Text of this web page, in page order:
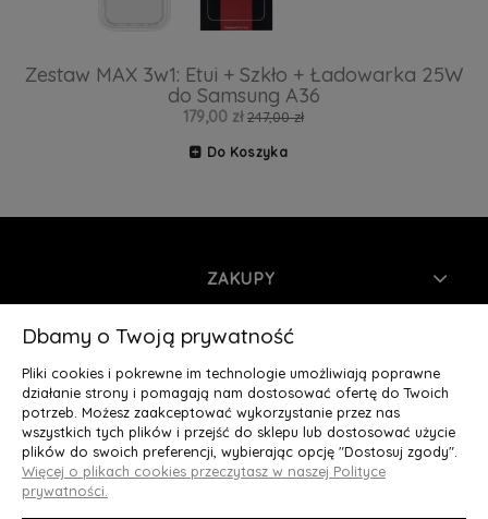
Zestaw MAX 3w1: Etui + Szkło + Ładowarka 25W
do Samsung A36
179,00 zł 247,00 zł
Do Koszyka
ZAKUPY
INFORMACJE
MOJE KONTO
O NAS
Deluxury.pl
Dbamy o Twoją prywatność
Pliki cookies i pokrewne im technologie umożliwiają poprawne
działanie strony i pomagają nam dostosować ofertę do Twoich
potrzeb. Możesz zaakceptować wykorzystanie przez nas
wszystkich tych plików i przejść do sklepu lub dostosować użycie
plików do swoich preferencji, wybierając opcję "Dostosuj zgody".
Więcej o plikach cookies przeczytasz w naszej Polityce
prywatności.